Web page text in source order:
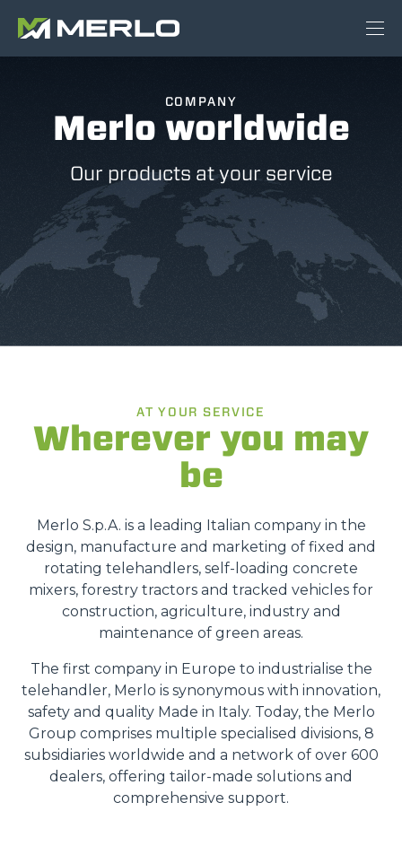
COMPANY
Merlo worldwide
Our products at your service
AT YOUR SERVICE
Wherever you may
be
Merlo S.p.A. is a leading Italian company in the
design, manufacture and marketing of fixed and
rotating telehandlers, self-loading concrete
mixers, forestry tractors and tracked vehicles for
construction, agriculture, industry and
maintenance of green areas.
The first company in Europe to industrialise the
telehandler, Merlo is synonymous with innovation,
safety and quality Made in Italy. Today, the Merlo
Group comprises multiple specialised divisions, 8
subsidiaries worldwide and a network of over 600
dealers, offering tailor-made solutions and
comprehensive support.